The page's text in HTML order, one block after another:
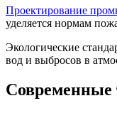
Проектирование
уделяется нормам
Экологические
вод и выбросов в
Современные